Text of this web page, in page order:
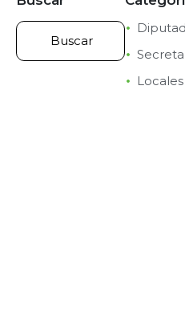
Locales